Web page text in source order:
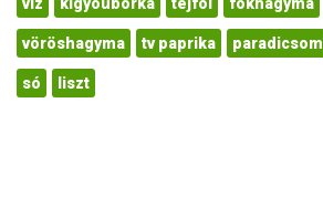
vöröshagyma tv paprika paradicsom
só liszt